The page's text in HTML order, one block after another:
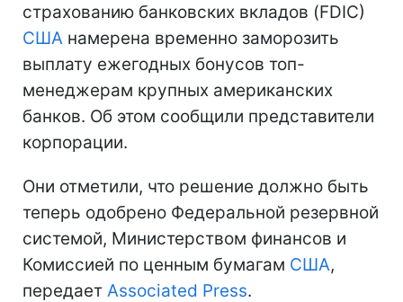
страхованию банковских вкладов (FDIC)
США намерена временно заморозить
выплату ежегодных бонусов топ-
менеджерам крупных американских
банков. Об этом сообщили представители
корпорации.
Они отметили, что решение должно быть
теперь одобрено Федеральной резервной
системой, Министерством финансов и
Комиссией по ценным бумагам США,
передает Associated Press.